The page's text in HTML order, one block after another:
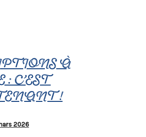
À
: C’EST
!
2026